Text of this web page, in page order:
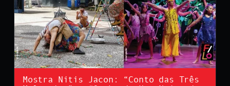
Mostra Nitis Jacon: “Conto das Três